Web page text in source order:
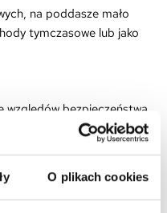
O plikach cookies
na poddasze mało
tymczasowe lub jako
względów bezpieczeństwa
dłużycową, część
AMBRO.
pobrania zostanie